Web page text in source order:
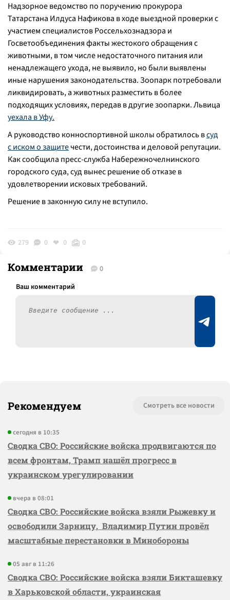
Надзорное ведомство по поручению прокурора
Татарстана Илдуса Нафикова в ходе выездной проверки с
участием специалистов Россельхознадзора и
Госветообъединения факты жестокого обращения с
животными, в том числе недостаточного питания или
ненадлежащего ухода, не выявило, но были выявлены
иные нарушения законодательства. Зоопарк потребовали
ликвидировать, а животных разместить в более
подходящих условиях, передав в другие зоопарки. Львица
уехала в Уфу.
А руководство конноспортивной школы обратилось всуд
с иском о защитечести, достоинства и деловой репутации.
Как сообщила пресс-служба Набережночелнинского
городского суда, суд вынес решение об отказе в
удовлетворении исковых требований.
Решение в законную силу не вступило.
279 0 0 0
Комментарии 0
Рекомендуем Смотреть все новости
сегодня в 10:35
Сводка СВО: Российские войска продвигаются по
всем фронтам, Трамп нашёл прогресс в
украинском урегулировании
вчера в 08:01
Сводка СВО: Российские войска взяли Рыжевку и
освободили Зарницу, Владимир Путин провёл
масштабные перестановки в Минобороны
05 авг в 11:26
Сводка СВО: Российские войска взяли Бикташевку
в Харьковской области, украинская